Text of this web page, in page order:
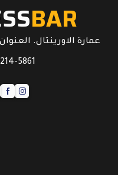
BAR
عمارة الاورينتال. العنوان الجليل
5861